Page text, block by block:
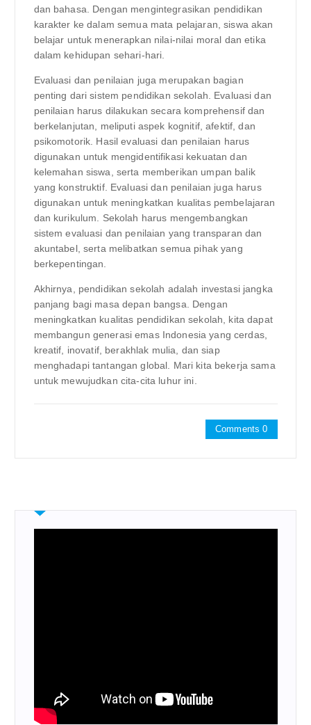
dan bahasa. Dengan mengintegrasikan pendidikan
karakter ke dalam semua mata pelajaran, siswa akan
belajar untuk menerapkan nilai-nilai moral dan etika
dalam kehidupan sehari-hari.
Evaluasi dan penilaian juga merupakan bagian
penting dari sistem pendidikan sekolah. Evaluasi dan
penilaian harus dilakukan secara komprehensif dan
berkelanjutan, meliputi aspek kognitif, afektif, dan
psikomotorik. Hasil evaluasi dan penilaian harus
digunakan untuk mengidentifikasi kekuatan dan
kelemahan siswa, serta memberikan umpan balik
yang konstruktif. Evaluasi dan penilaian juga harus
digunakan untuk meningkatkan kualitas pembelajaran
dan kurikulum. Sekolah harus mengembangkan
sistem evaluasi dan penilaian yang transparan dan
akuntabel, serta melibatkan semua pihak yang
berkepentingan.
Akhirnya, pendidikan sekolah adalah investasi jangka
panjang bagi masa depan bangsa. Dengan
meningkatkan kualitas pendidikan sekolah, kita dapat
membangun generasi emas Indonesia yang cerdas,
kreatif, inovatif, berakhlak mulia, dan siap
menghadapi tantangan global. Mari kita bekerja sama
untuk mewujudkan cita-cita luhur ini.
Comments 0